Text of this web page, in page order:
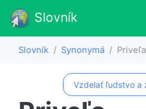
Slovník
Slovník Synonymá Priveľa
Vzdelať ľudstvo a